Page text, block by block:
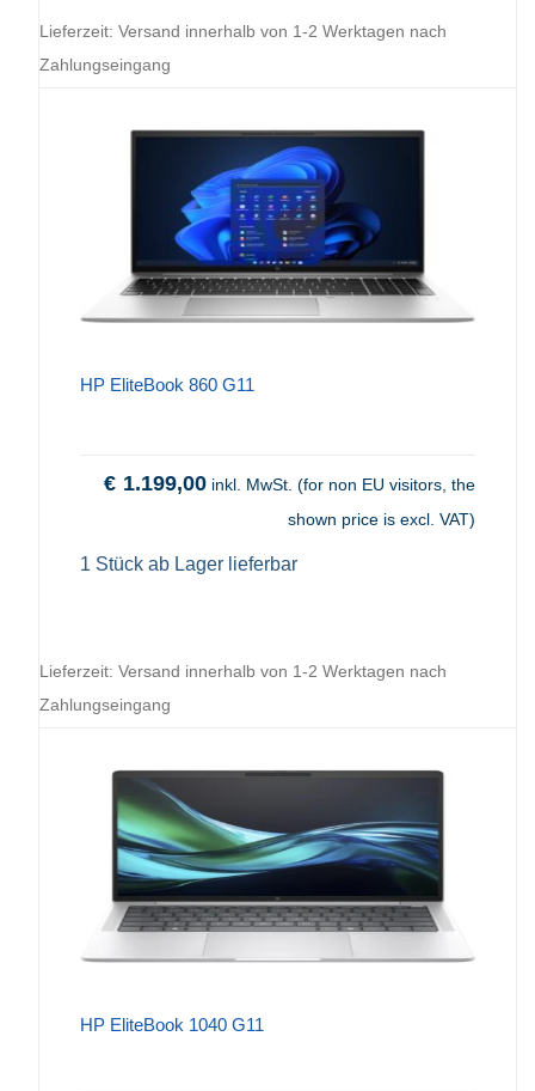
Lieferzeit: Versand innerhalb von 1-2 Werktagen nach
Zahlungseingang
HP EliteBook 860 G11
€ 1.199,00 inkl. MwSt. (for non EU visitors, the
shown price is excl. VAT)
1 Stück ab Lager lieferbar
Lieferzeit: Versand innerhalb von 1-2 Werktagen nach
Zahlungseingang
HP EliteBook 1040 G11